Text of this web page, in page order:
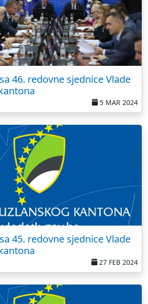
46. redovne sjednice Vlade
5 MAR 2024
45. redovne sjednice Vlade
27 FEB 2024